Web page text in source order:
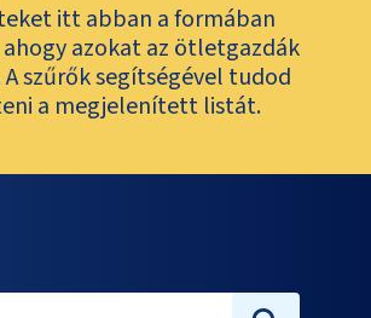
itt abban a formában
azokat az ötletgazdák
szűrők segítségével tudod
a megjelenített listát.